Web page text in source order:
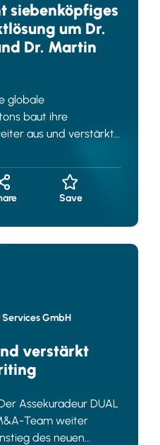
siebenköpfiges
um Dr.
Dr. Martin
globale
baut ihre
aus und verstärkt
Save
GmbH
verstärkt
Assekuradeur DUAL
Team weiter
des neuen